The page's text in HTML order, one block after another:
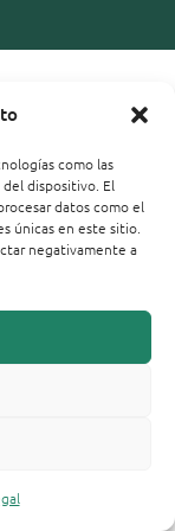
como las
dispositivo. El
datos como el
únicas en este sitio.
negativamente a